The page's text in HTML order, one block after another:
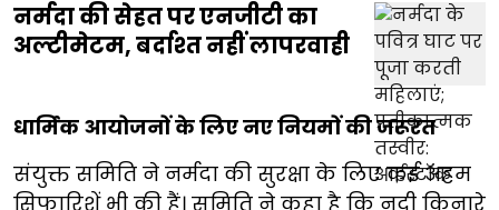
नर्मदा की सेहत पर एनजीटी का
अल्टीमेटम, बर्दाश्त नहीं लापरवाही
धार्मिक आयोजनों के लिए नए नियमों की जरूरत
संयुक्त समिति ने नर्मदा की सुरक्षा के लिए कई अहम
सिफारिशें भी की हैं। समिति ने कहा है कि नदी किनारे